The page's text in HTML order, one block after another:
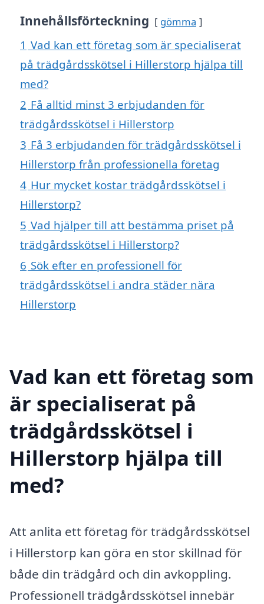
Innehållsförteckning gömma
1 Vad kan ett företag som är specialiserat
på trädgårdsskötsel i Hillerstorp hjälpa till
med?
2 Få alltid minst 3 erbjudanden för
trädgårdsskötsel i Hillerstorp
3 Få 3 erbjudanden för trädgårdsskötsel i
Hillerstorp från professionella företag
4 Hur mycket kostar trädgårdsskötsel i
Hillerstorp?
5 Vad hjälper till att bestämma priset på
trädgårdsskötsel i Hillerstorp?
6 Sök efter en professionell för
trädgårdsskötsel i andra städer nära
Hillerstorp
Vad kan ett företag som
är specialiserat på
trädgårdsskötsel i
Hillerstorp hjälpa till
med?
Att anlita ett företag för trädgårdsskötsel
i Hillerstorp kan göra en stor skillnad för
både din trädgård och din avkoppling.
Professionell trädgårdsskötsel innebär